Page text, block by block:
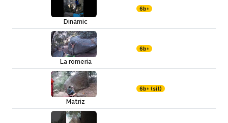
Dinàmic
6b+
La romeria
6b+
Matriz
6b+ (sit)